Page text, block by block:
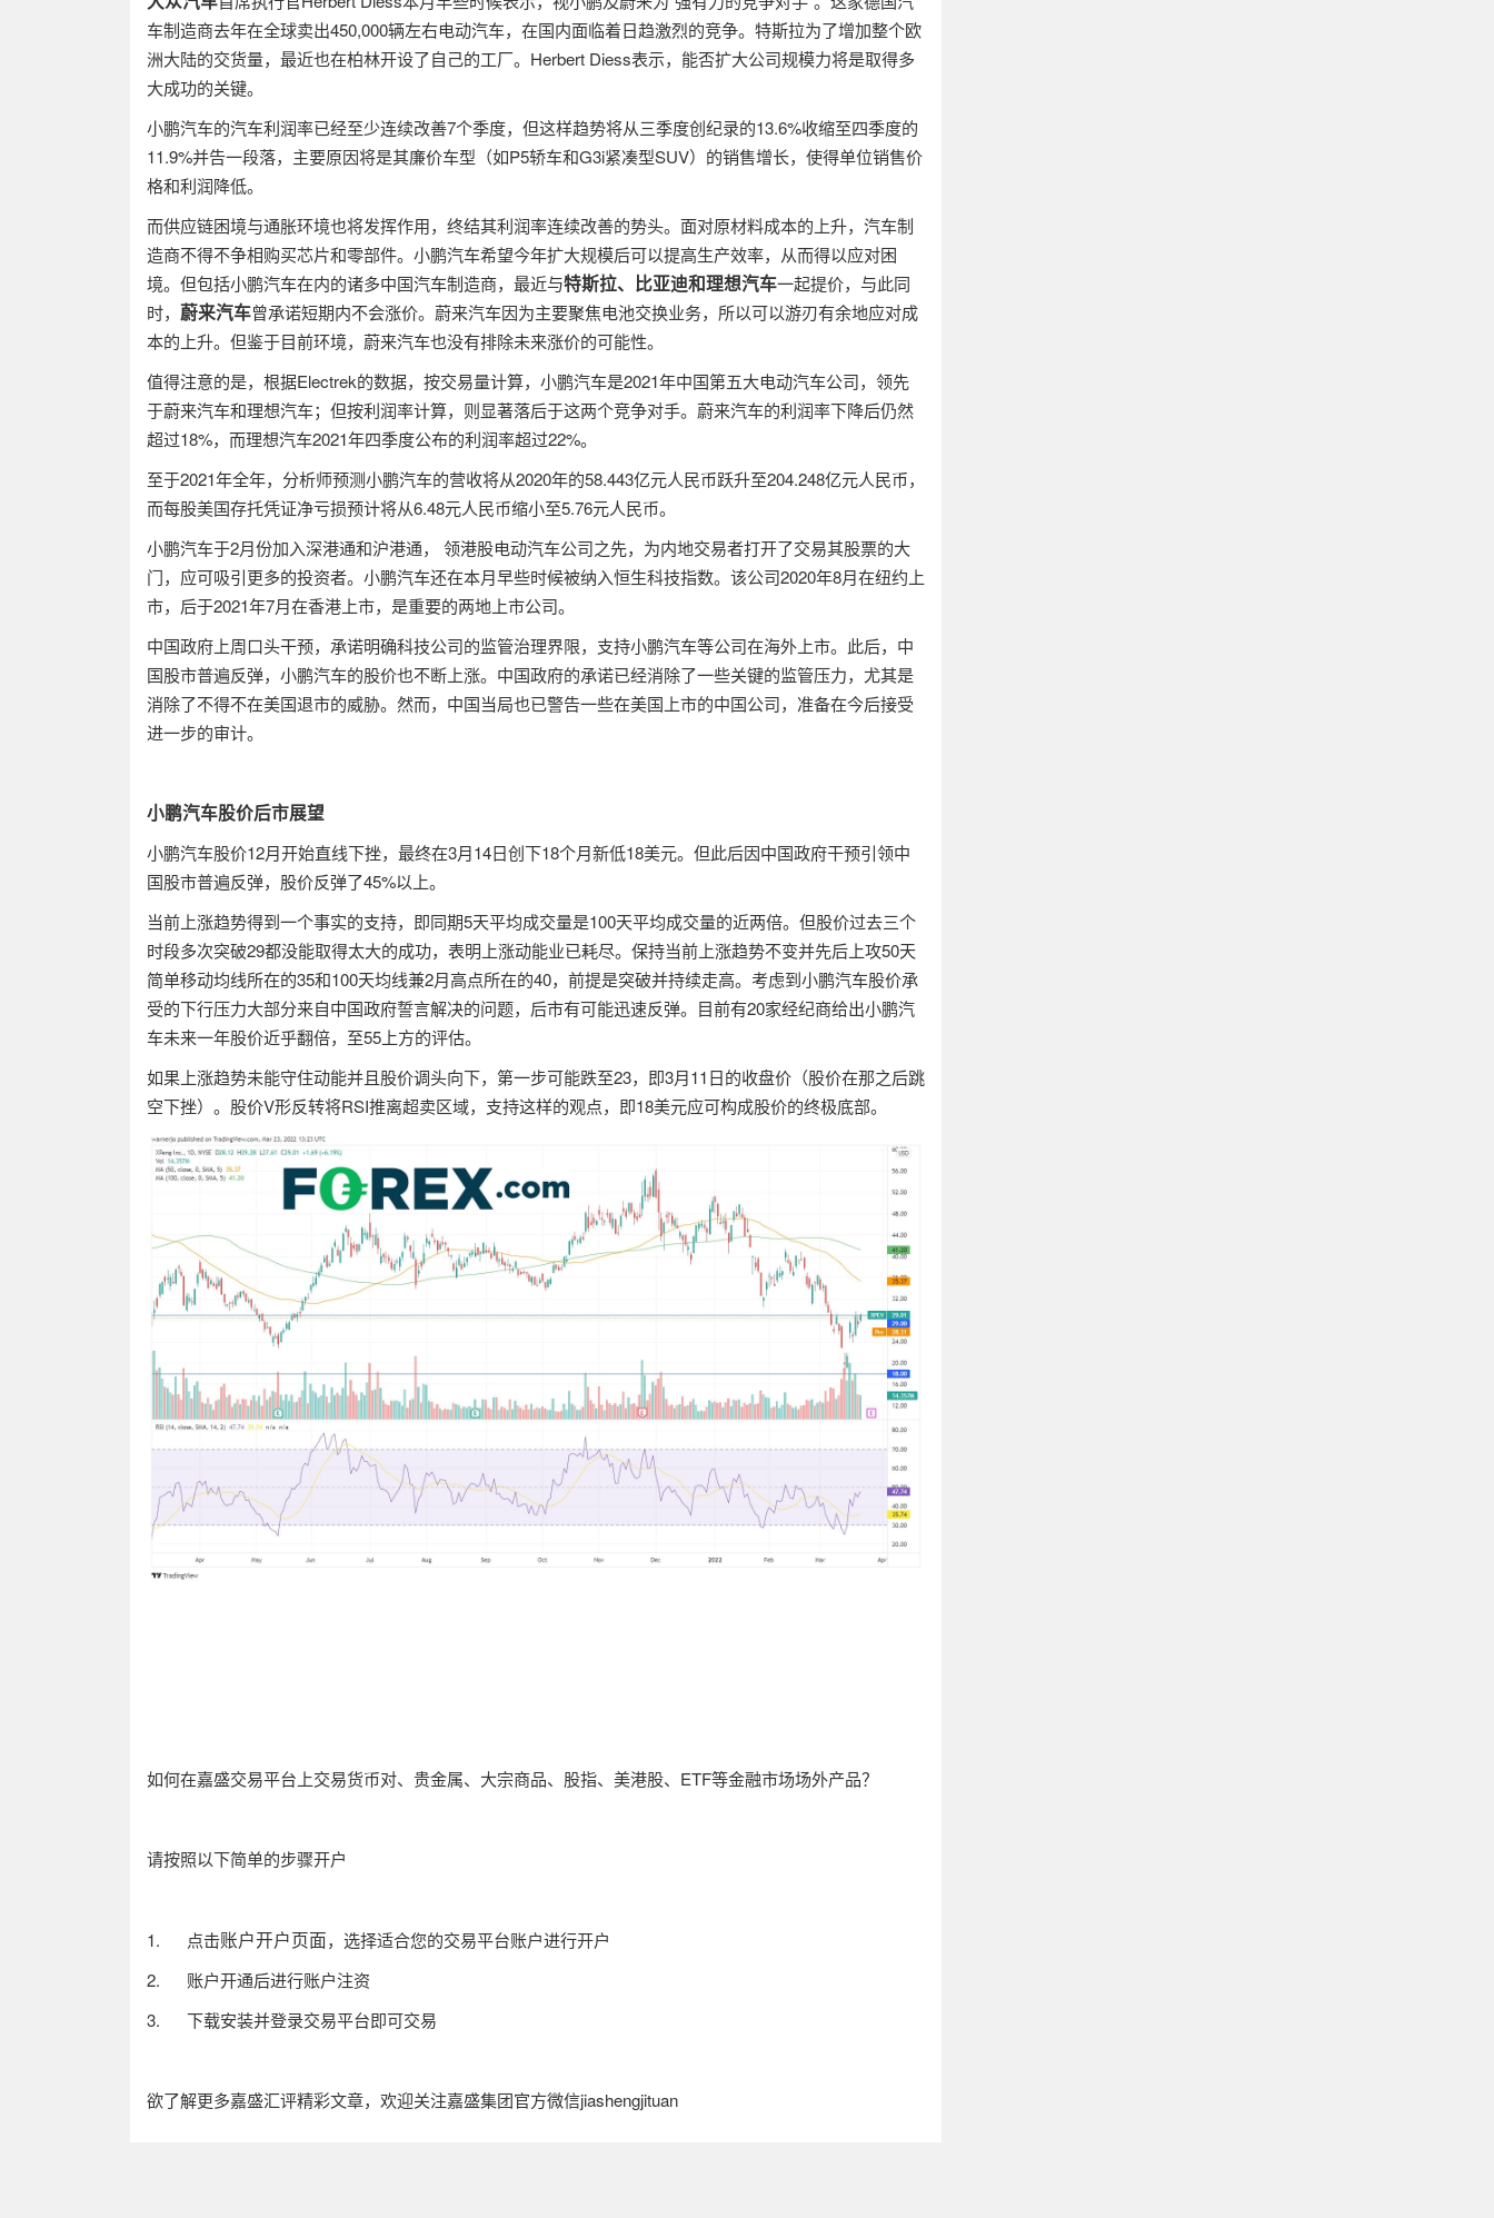
车制造商去年在全球卖出450,000辆左右电动汽车，在国内面临着日趋激烈的竞争。特斯拉为了增加整个欧
洲大陆的交货量，最近也在柏林开设了自己的工厂。 Herbert Diess表示，能否扩大公司规模力将是取得多
大成功的关键。
小鹏汽车的汽车利润率已经至少连续改善7个季度，但这样趋势将从三季度创纪录的13.6%收缩至四季度的
11.9%并告一段落，主要原因将是其廉价车型（如P5轿车和G3i紧凑型SUV）的销售增长，使得单位销售价
格和利润降低。
而供应链困境与通胀环境也将发挥作用，终结其利润率连续改善的势头。面对原材料成本的上升，汽车制
造商不得不争相购买芯片和零部件。小鹏汽车希望今年扩大规模后可以提高生产效率，从而得以应对困
境。但包括小鹏汽车在内的诸多中国汽车制造商，最近与特斯拉、比亚迪和理想汽车一起提价，与此同
时， 蔚来汽车曾承诺短期内不会涨价。蔚来汽车因为主要聚焦电池交换业务，所以可以游刃有余地应对成
本的上升。但鉴于目前环境，蔚来汽车也没有排除未来涨价的可能性。
值得注意的是，根据Electrek的数据，按交易量计算，小鹏汽车是2021年中国第五大电动汽车公司，领先
于蔚来汽车和理想汽车；但按利润率计算，则显著落后于这两个竞争对手。蔚来汽车的利润率下降后仍然
超过18%，而理想汽车2021年四季度公布的利润率超过22%。
至于2021年全年，分析师预测小鹏汽车的营收将从2020年的58.443亿元人民币跃升至204.248亿元人民币，
而每股美国存托凭证净亏损预计将从6.48元人民币缩小至5.76元人民币。
小鹏汽车于2月份加入深港通和沪港通， 领港股电动汽车公司之先，为内地交易者打开了交易其股票的大
门，应可吸引更多的投资者。小鹏汽车还在本月早些时候被纳入恒生科技指数。该公司2020年8月在纽约上
市，后于2021年7月在香港上市，是重要的两地上市公司。
中国政府上周口头干预，承诺明确科技公司的监管治理界限，支持小鹏汽车等公司在海外上市。此后，中
国股市普遍反弹，小鹏汽车的股价也不断上涨。中国政府的承诺已经消除了一些关键的监管压力，尤其是
消除了不得不在美国退市的威胁。然而，中国当局也已警告一些在美国上市的中国公司，准备在今后接受
进一步的审计。
小鹏汽车股价后市展望
小鹏汽车股价12月开始直线下挫，最终在3月14日创下18个月新低18美元。但此后因中国政府干预引领中
国股市普遍反弹，股价反弹了45%以上。
当前上涨趋势得到一个事实的支持，即同期5天平均成交量是100天平均成交量的近两倍。但股价过去三个
时段多次突破29都没能取得太大的成功，表明上涨动能业已耗尽。保持当前上涨趋势不变并先后上攻50天
简单移动均线所在的35和100天均线兼2月高点所在的40，前提是突破并持续走高。考虑到小鹏汽车股价承
受的下行压力大部分来自中国政府誓言解决的问题，后市有可能迅速反弹。目前有20家经纪商给出小鹏汽
车未来一年股价近乎翻倍，至55 上方的评估。
如果上涨趋势未能守住动能并且股价调头向下，第一步可能跌至23，即3月11日的收盘价（股价在那之后跳
空下挫）。股价V形反转将RSI推离超卖区域，支持这样的观点，即18美元应可构成股价的终极底部。
如何在嘉盛交易平台上交易货币对、贵金属、大宗商品、股指、美港股、 ETF等金融市场场外产品？
请按照以下简单的步骤开户
1. 点击账户开户页面，选择适合您的交易平台账户进行开户
2. 账户开通后进行账户注资
3. 下载安装并登录交易平台即可交易
欲了解更多嘉盛汇评精彩文章，欢迎关注嘉盛集团官方微信jiashengjituan